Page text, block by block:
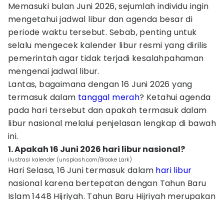
Memasuki bulan Juni 2026, sejumlah individu ingin
mengetahui jadwal libur dan agenda besar di
periode waktu tersebut. Sebab, penting untuk
selalu mengecek kalender libur resmi yang dirilis
pemerintah agar tidak terjadi kesalahpahaman
mengenai jadwal libur.
Lantas, bagaimana dengan 16 Juni 2026 yang
termasuk dalam tanggal merah? Ketahui agenda
pada hari tersebut dan apakah termasuk dalam
libur nasional melalui penjelasan lengkap di bawah
ini.
1. Apakah 16 Juni 2026 hari libur nasional?
ilustrasi kalender (unsplash.com/Brooke Lark)
Hari Selasa, 16 Juni termasuk dalam hari libur
nasional karena bertepatan dengan Tahun Baru
Islam 1448 Hijriyah. Tahun Baru Hijriyah merupakan